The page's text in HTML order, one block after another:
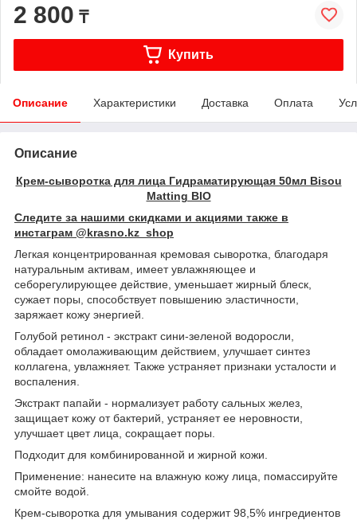
2 800 ₸
Купить
Описание Характеристики Доставка Оплата
Описание
Крем-cыворотка для лица Гидраматирующая 50мл Bisou
Matting BIO
Следите за нашими скидками и акциями также в
инстаграм @krasno.kz_shop
Легкая концентрированная кремовая сыворотка, благодаря
натуральным активам, имеет увлажняющее и
себорегулирующее действие, уменьшает жирный блеск,
сужает поры, способствует повышению эластичности,
заряжает кожу энергией.
Голубой ретинол - экстракт сини-зеленой водоросли,
обладает омолаживающим действием, улучшает синтез
коллагена, увлажняет. Также устраняет признаки усталости и
воспаления.
Экстракт папайи - нормализует работу сальных желез,
защищает кожу от бактерий, устраняет ее неровности,
улучшает цвет лица, сокращает поры.
Подходит для комбинированной и жирной кожи.
Применение: нанесите на влажную кожу лица, помассируйте
смойте водой.
Крем-сыворотка для умывания содержит 98,5% ингредиентов